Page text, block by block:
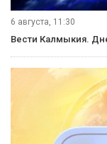
6 августа, 11:30
Вести Калмыкия.